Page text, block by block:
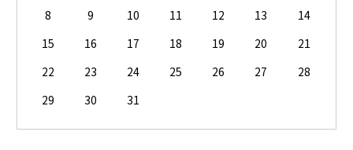
8
9 10 11 12 13
14
15
16 17 18 19 20
21
22
23 24 25 26 27
28
29
30 31